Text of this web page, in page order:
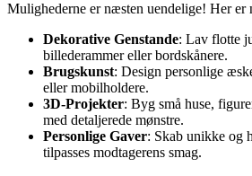
Mulighederne er næsten uendelige! Her er
Dekorative Genstande: Lav flotte
billederammer eller bordskånere.
Brugskunst: Design personlige
eller mobilholdere.
3D-Projekter: Byg små huse,
med detaljerede mønstre.
Personlige Gaver: Skab unikke og
tilpasses modtagerens smag.